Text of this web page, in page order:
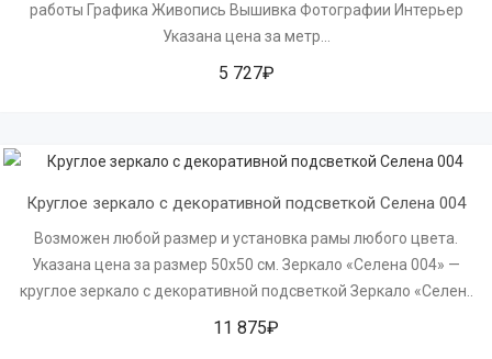
работы Графика Живопись Вышивка Фотографии Интерьер
Указана цена за метр...
5 727₽
Круглое зеркало с декоративной подсветкой Селена 004
Возможен любой размер и установка рамы любого цвета.
Указана цена за размер 50х50 см. Зеркало «Селена 004» —
круглое зеркало с декоративной подсветкой Зеркало «Селен..
11 875₽